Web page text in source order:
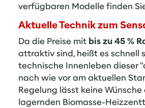
verfügbaren Modellefinden
Aktuelle Technik zum
Da die Preise mit bis zu 45 %
attraktiv sind, heißt es schnell
technische Innenleben dieser
nach wie vor am aktuellen
Regelung lässt keine
lagernden Biomasse-